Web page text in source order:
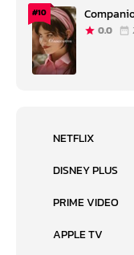
#10
0.0
NETFLIX
DISNEY PLUS
PRIME VIDEO
APPLE TV